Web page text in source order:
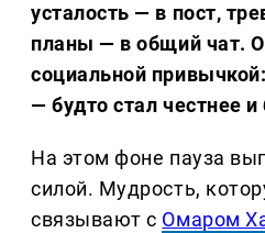
усталость — в пост,
планы — в общий чат.
социальной
— будто стал честнее
На этом фоне пауза
силой. Мудрость,
связывают с Омаром